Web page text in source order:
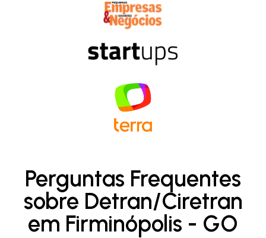
Perguntas Frequentes
sobre Detran/Ciretran
em Firminópolis - GO